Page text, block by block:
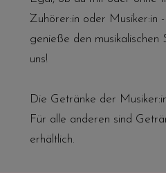
Zuhörer:in oder Musiker:in
genieße den
uns!
Die Getränke der
Für alle anderen sind
erhältlich.